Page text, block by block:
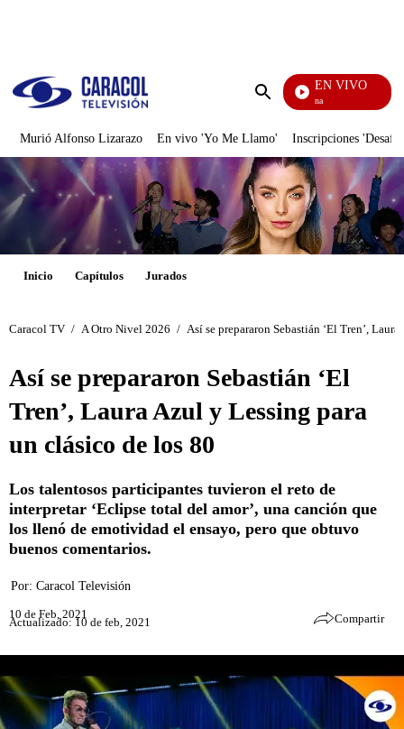
Enviar
EN VIVO
Diario De Diana
Murió Alfonso Lizarazo En vivo 'Yo Me Llamo' Inscripciones
Inicio Capítulos Jurados
Caracol TV / A Otro Nivel 2026 / Así se prepararon Sebastián ‘El Tren’,
Así se prepararon Sebastián ‘El
Tren’, Laura Azul y Lessing para
un clásico de los 80
Los talentosos participantes tuvieron el reto de
interpretar ‘Eclipse total del amor’, una canción que
los llenó de emotividad el ensayo, pero que obtuvo
buenos comentarios.
Por: Caracol Televisión
10 de Feb, 2021
Actualizado: 10 de feb, 2021 Compartir